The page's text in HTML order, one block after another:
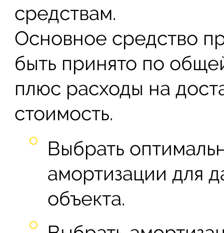
средствам.
Основное средство
быть принято по
плюс расходы на
стоимость.
Выбрать
амортизации для
объекта.